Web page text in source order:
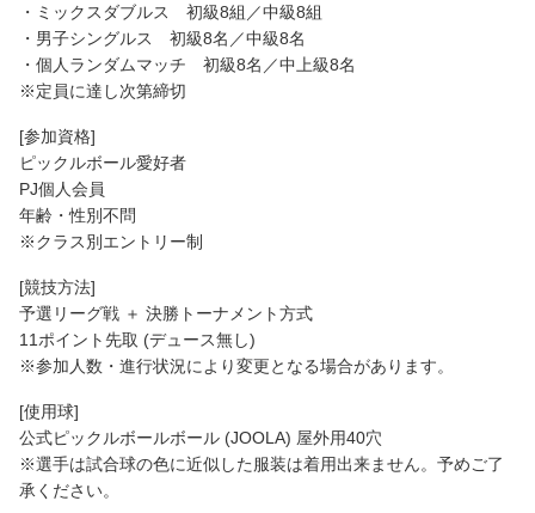
・ミックスダブルス 初級8組／中級8組
・男子シングルス 初級8名／中級8名
・個人ランダムマッチ 初級8名／中上級8名
※定員に達し次第締切
[参加資格]
ピックルボール愛好者
PJ個人会員
年齢・性別不問
※クラス別エントリー制
[競技方法]
予選リーグ戦 ＋ 決勝トーナメント方式
11ポイント先取 (デュース無し)
※参加人数・進行状況により変更となる場合があります。
[使用球]
公式ピックルボールボール (JOOLA) 屋外用40穴
※選手は試合球の色に近似した服装は着用出来ません。予めご了
承ください。